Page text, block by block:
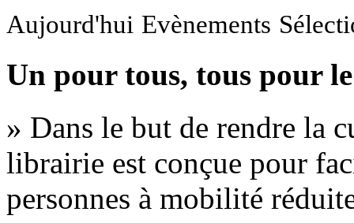
Aujourd'hui Evènements
Un pour tous, tous pour
» Dans le but de rendre la
librairie est conçue pour
personnes à mobilité